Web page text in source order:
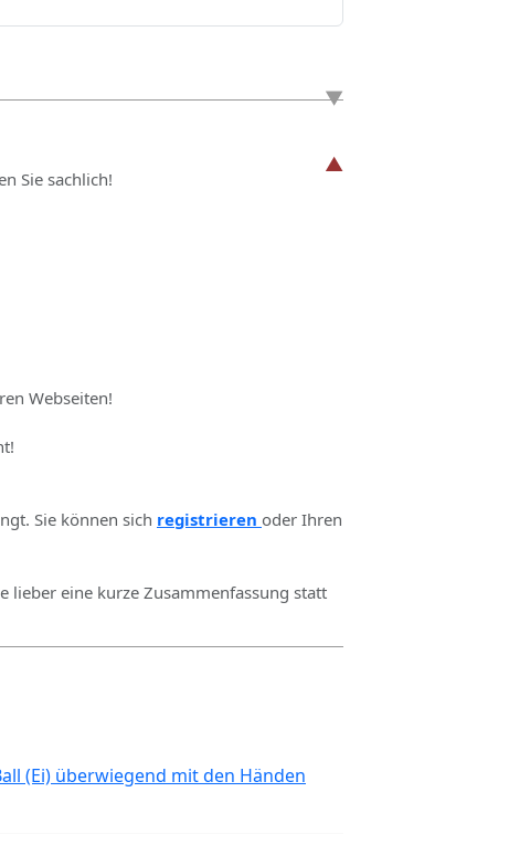
Sie sachlich!
Webseiten!
Sie können sich registrieren oder Ihren
lieber eine kurze Zusammenfassung statt
(Ei) überwiegend mit den Händen